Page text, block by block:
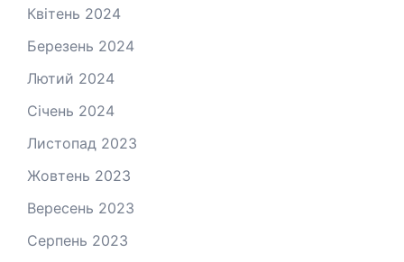
Квітень 2024
Березень 2024
Лютий 2024
Січень 2024
Листопад 2023
Жовтень 2023
Вересень 2023
Серпень 2023